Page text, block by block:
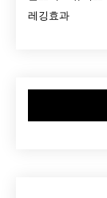
레깅효과